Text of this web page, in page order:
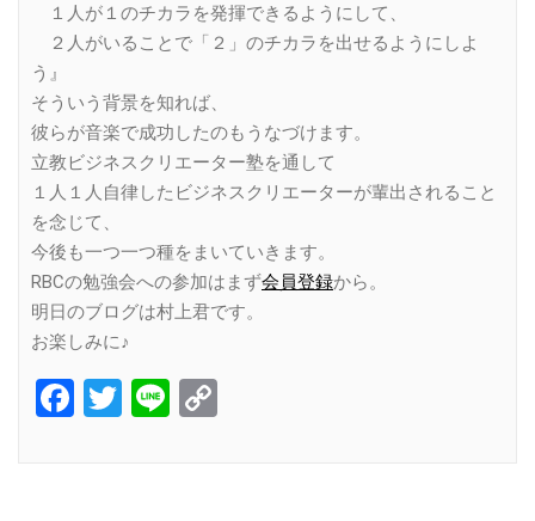
１人が１のチカラを発揮できるようにして、
２人がいることで「２」のチカラを出せるようにしよ
う』
そういう背景を知れば、
彼らが音楽で成功したのもうなづけます。
立教ビジネスクリエーター塾を通して
１人１人自律したビジネスクリエーターが輩出されること
を念じて、
今後も一つ一つ種をまいていきます。
RBCの勉強会への参加はまず会員登録から。
明日のブログは村上君です。
お楽しみに♪
Facebook
Twitter
Line